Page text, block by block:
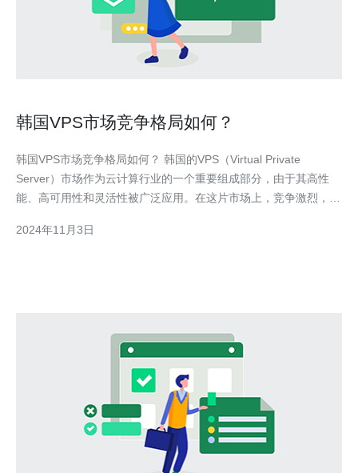
韩国VPS市场竞争格局如何？
韩国VPS市场竞争格局如何？ 韩国的VPS（Virtual Private
Server）市场作为云计算行业的一个重要组成部分，由于其高性
能、高可用性和灵活性被广泛应用。在这片市场上，竞争激烈，不
的VPS市场主要由本土提供商主导，其中最大的几家公司包括
2024年11月3日